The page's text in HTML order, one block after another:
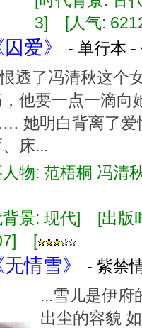
3] [人气:
爱》
- 单行本
透了冯清秋这个
他要一点一滴向
她明白背离了爱
床...
人物: 范梧桐 冯
背景: 现代] [出
[
情雪》
- 紫禁
...雪儿是伊府
出尘的容貌